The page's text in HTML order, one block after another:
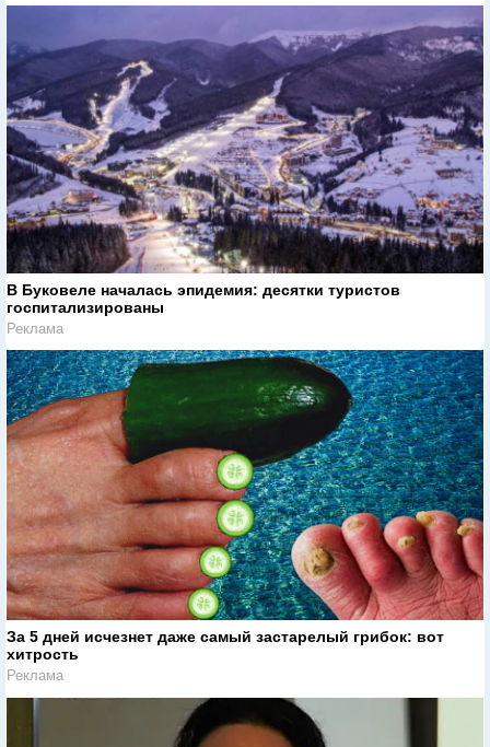
В Буковеле началась эпидемия: десятки туристов
госпитализированы
Реклама
За 5 дней исчезнет даже самый застарелый грибок: вот
хитрость
Реклама